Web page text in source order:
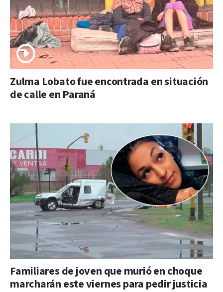
Zulma Lobato fue encontrada en situación
de calle en Paraná
Familiares de joven que murió en choque
marcharán este viernes para pedir justicia